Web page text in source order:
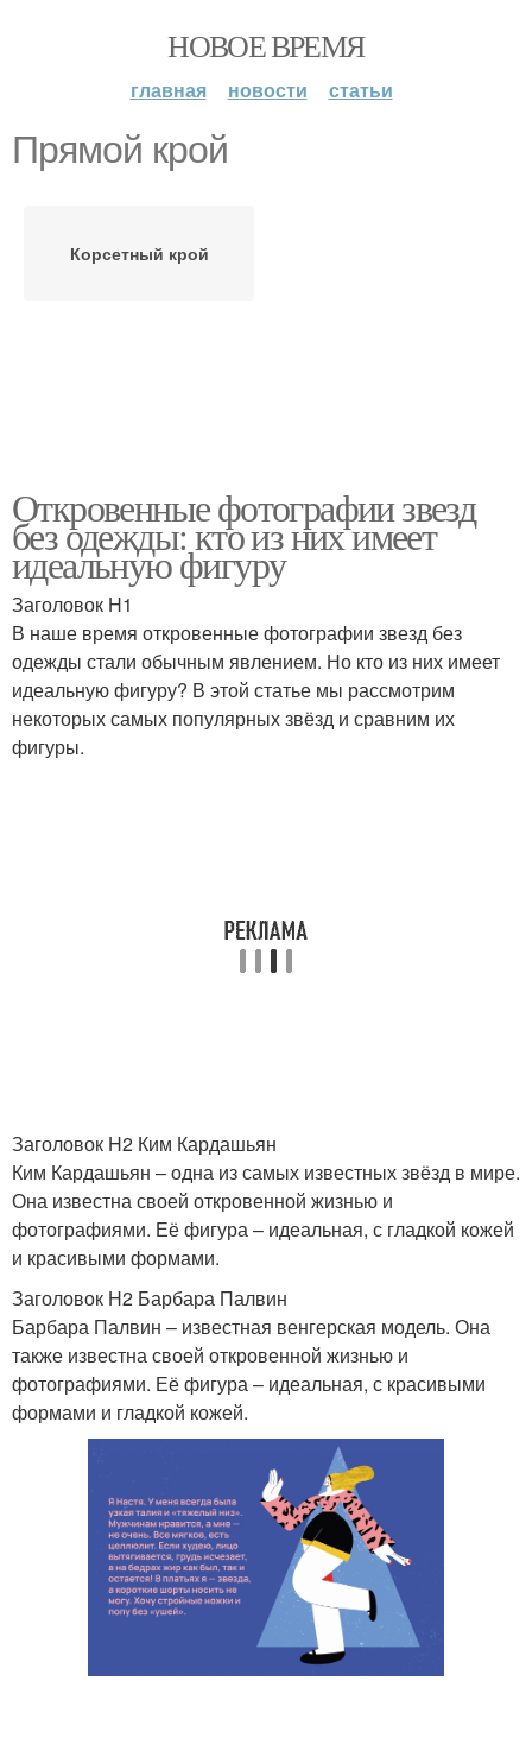
НОВОЕ ВРЕМЯ
главная новости статьи
Прямой крой
Корсетный крой
Откровенные фотографии звезд
без одежды: кто из них имеет
идеальную фигуру
Заголовок H1
В наше время откровенные фотографии звезд без
одежды стали обычным явлением. Но кто из них имеет
идеальную фигуру? В этой статье мы рассмотрим
некоторых самых популярных звёзд и сравним их
фигуры.
Заголовок H2 Ким Кардашьян
Ким Кардашьян – одна из самых известных звёзд в мире.
Она известна своей откровенной жизнью и
фотографиями. Её фигура – идеальная, с гладкой кожей
и красивыми формами.
Заголовок H2 Барбара Палвин
Барбара Палвин – известная венгерская модель. Она
также известна своей откровенной жизнью и
фотографиями. Её фигура – идеальная, с красивыми
формами и гладкой кожей.